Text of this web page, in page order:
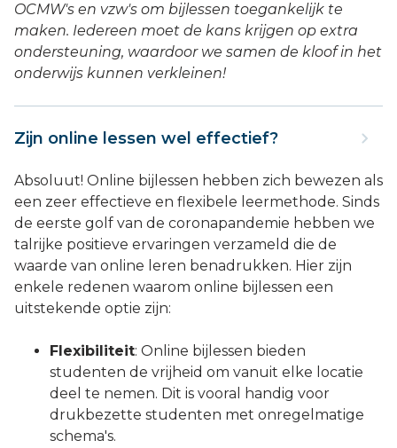
OCMW's en vzw's om bijlessen toegankelijk te
maken. Iedereen moet de kans krijgen op extra
ondersteuning, waardoor we samen de kloof in het
onderwijs kunnen verkleinen!
Zijn online lessen wel effectief?
Absoluut! Online bijlessen hebben zich bewezen als
een zeer effectieve en flexibele leermethode. Sinds
de eerste golf van de coronapandemie hebben we
talrijke positieve ervaringen verzameld die de
waarde van online leren benadrukken. Hier zijn
enkele redenen waarom online bijlessen een
uitstekende optie zijn:
Flexibiliteit: Online bijlessen bieden
studenten de vrijheid om vanuit elke locatie
deel te nemen. Dit is vooral handig voor
drukbezette studenten met onregelmatige
schema's.